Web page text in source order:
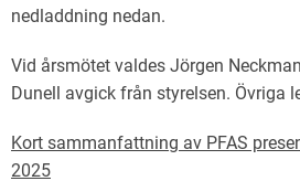
nedladdning nedan.
Vid årsmötet valdes Jörgen
Dunell avgick från styrelsen. Övriga
Kort sammanfattning av PFAS
2025